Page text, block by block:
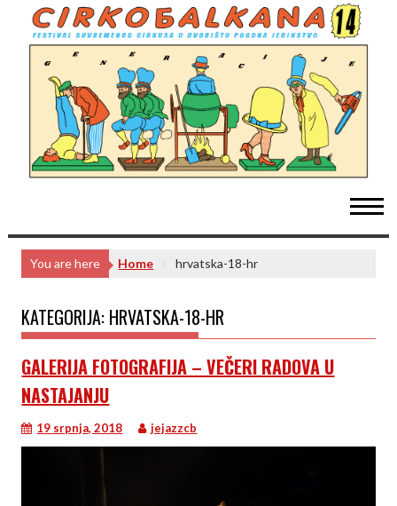
content
You are here Home hrvatska-18-hr
KATEGORIJA: HRVATSKA-18-HR
GALERIJA FOTOGRAFIJA – VEČERI RADOVA U
NASTAJANJU
19 srpnja, 2018 jejazzcb